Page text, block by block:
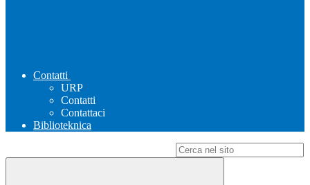
Contatti
URP
Contatti
Contattaci
Biblioteknica